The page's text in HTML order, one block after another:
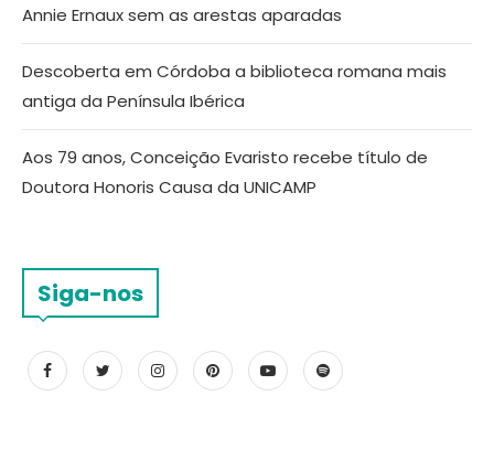
Annie Ernaux sem as arestas aparadas
Descoberta em Córdoba a biblioteca romana mais
antiga da Península Ibérica
Aos 79 anos, Conceição Evaristo recebe título de
Doutora Honoris Causa da UNICAMP
Siga-nos